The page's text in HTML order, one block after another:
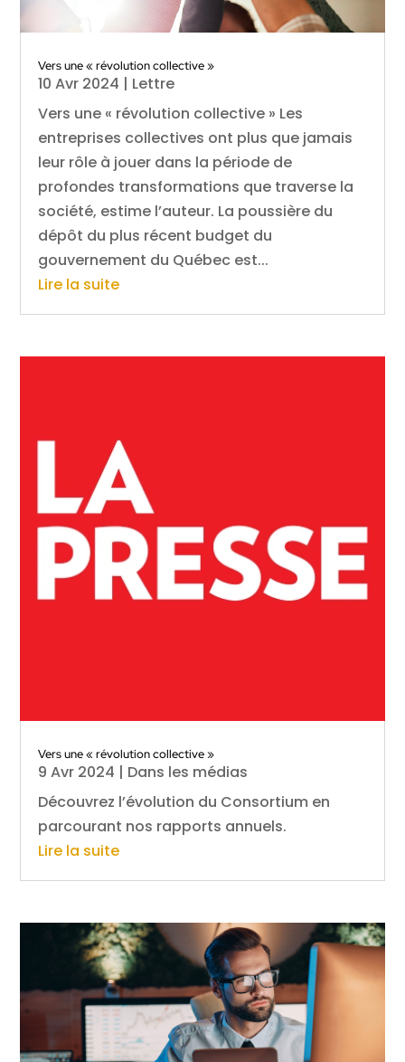
Vers une « révolution collective »
10 Avr 2024 | Lettre
Vers une « révolution collective » Les
entreprises collectives ont plus que jamais
leur rôle à jouer dans la période de
profondes transformations que traverse la
société, estime l’auteur. La poussière du
dépôt du plus récent budget du
gouvernement du Québec est...
Lire la suite
Vers une « révolution collective »
9 Avr 2024 | Dans les médias
Découvrez l’évolution du Consortium en
parcourant nos rapports annuels.
Lire la suite